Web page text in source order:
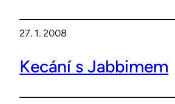
27. 1. 2008
Kecání s Jabbimem